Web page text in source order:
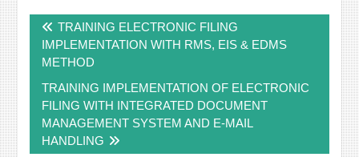
navigation
TRAINING ELECTRONIC FILING
IMPLEMENTATION WITH RMS, EIS & EDMS
METHOD
TRAINING IMPLEMENTATION OF ELECTRONIC
FILING WITH INTEGRATED DOCUMENT
MANAGEMENT SYSTEM AND E-MAIL
HANDLING